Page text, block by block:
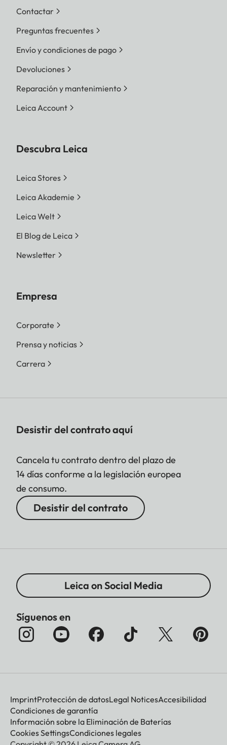
Contactar
Preguntas frecuentes
Envío y condiciones de pago
Devoluciones
Reparación y mantenimiento
Leica Account
Descubra Leica
Leica Stores
Leica Akademie
Leica Welt
El Blog de Leica
Newsletter
Empresa
Corporate
Prensa y noticias
Carrera
Desistir del contrato aquí
Cancela tu contrato dentro del plazo de
14 días conforme a la legislación europea
de consumo.
Desistir del contrato
Leica on Social Media
Síguenos en
ImprintProtección de datosLegal NoticesAccesibilidad
Condiciones de garantía
Información sobre la Eliminación de Baterías
Cookies SettingsCondiciones legales